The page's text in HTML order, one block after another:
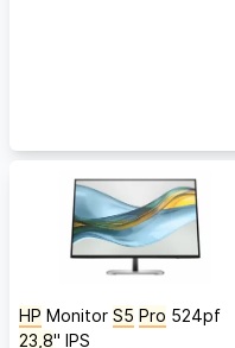
HP Monitor S5 Pro 524pf
23,8" IPS